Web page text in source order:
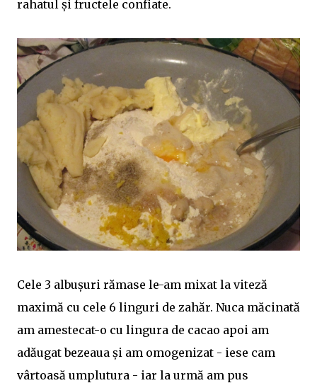
rahatul și fructele confiate.
Cele 3 albușuri rămase le-am mixat la viteză
maximă cu cele 6 linguri de zahăr. Nuca măcinată
am amestecat-o cu lingura de cacao apoi am
adăugat bezeaua și am omogenizat - iese cam
vârtoasă umplutura - iar la urmă am pus